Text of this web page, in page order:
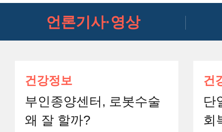
언론기사·영상
건강정보
부인종양센터, 로봇수술
왜 잘 할까?
건
단
회